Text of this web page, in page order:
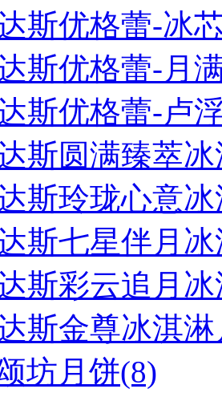
斯优格蕾-冰
斯优格蕾-月
斯优格蕾-卢
斯圆满臻萃
斯玲珑心意
斯七星伴月
斯彩云追月
斯金尊冰淇
坊月饼(8)